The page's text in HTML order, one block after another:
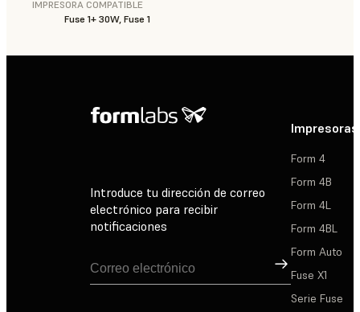
IMPRESORA COMPATIBLE
Fuse 1+ 30W, Fuse 1
Introduce tu dirección de correo
electrónico para recibir
notificaciones
Suscribirse
Impresoras
Form 4
Form 4B
Form 4L
Form 4BL
Form Auto
Fuse X1
Serie Fuse